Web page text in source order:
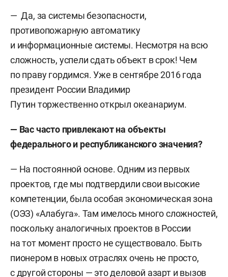
— Да, за системы безопасности,
противопожарную автоматику
и информационные системы. Несмотря на всю
сложность, успели сдать объект в срок! Чем
по праву гордимся. Уже в сентябре 2016 года
президент России Владимир
Путин торжественно открыл океанариум.
— Вас часто привлекают на объекты
федерального и республиканского значения?
— На постоянной основе. Одним из первых
проектов, где мы подтвердили свои высокие
компетенции, была особая экономическая зона
(ОЭЗ) «Алабуга». Там имелось много сложностей,
поскольку аналогичных проектов в России
на тот момент просто не существовало. Быть
пионером в новых отраслях очень не просто,
с другой стороны — это деловой азарт и вызов